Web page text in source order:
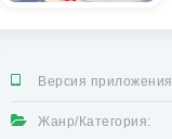
Версия
Жанр/Категория: